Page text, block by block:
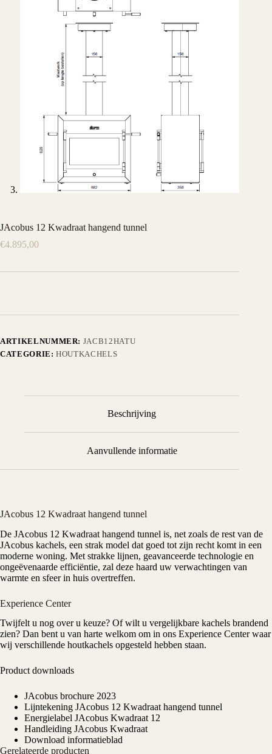
JAcobus 12 Kwadraat hangend tunnel
€4.895,00
ARTIKELNUMMER: JACB12HATU
CATEGORIE:HOUTKACHELS
Beschrijving
Aanvullende informatie
JAcobus 12 Kwadraat hangend tunnel
De JAcobus 12 Kwadraat hangend tunnel is, net zoals de rest van de
JAcobus kachels, een strak model dat goed tot zijn recht komt in een
moderne woning. Met strakke lijnen, geavanceerde technologie en
ongeëvenaarde efficiëntie, zal deze haard uw verwachtingen van
warmte en sfeer in huis overtreffen.
Experience Center
Twijfelt u nog over u keuze? Of wilt u vergelijkbare kachels brandend
zien? Dan bent u van harte welkom om in ons Experience Centerwaar
wij verschillende houtkachels opgesteld hebben staan.
Product downloads
JAcobus brochure 2023
Lijntekening JAcobus 12 Kwadraat hangend tunnel
Energielabel JAcobus Kwadraat 12
Handleiding JAcobus Kwadraat
Download informatieblad
Gerelateerde producten